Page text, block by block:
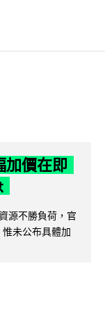
加價在即
源不勝負荷，官
未公布具體加